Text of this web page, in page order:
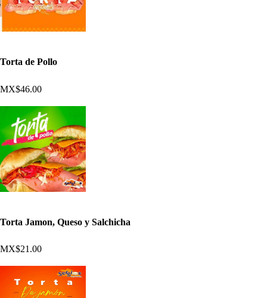
Torta de Pollo
MX$46.00
Torta Jamon, Queso y Salchicha
MX$21.00